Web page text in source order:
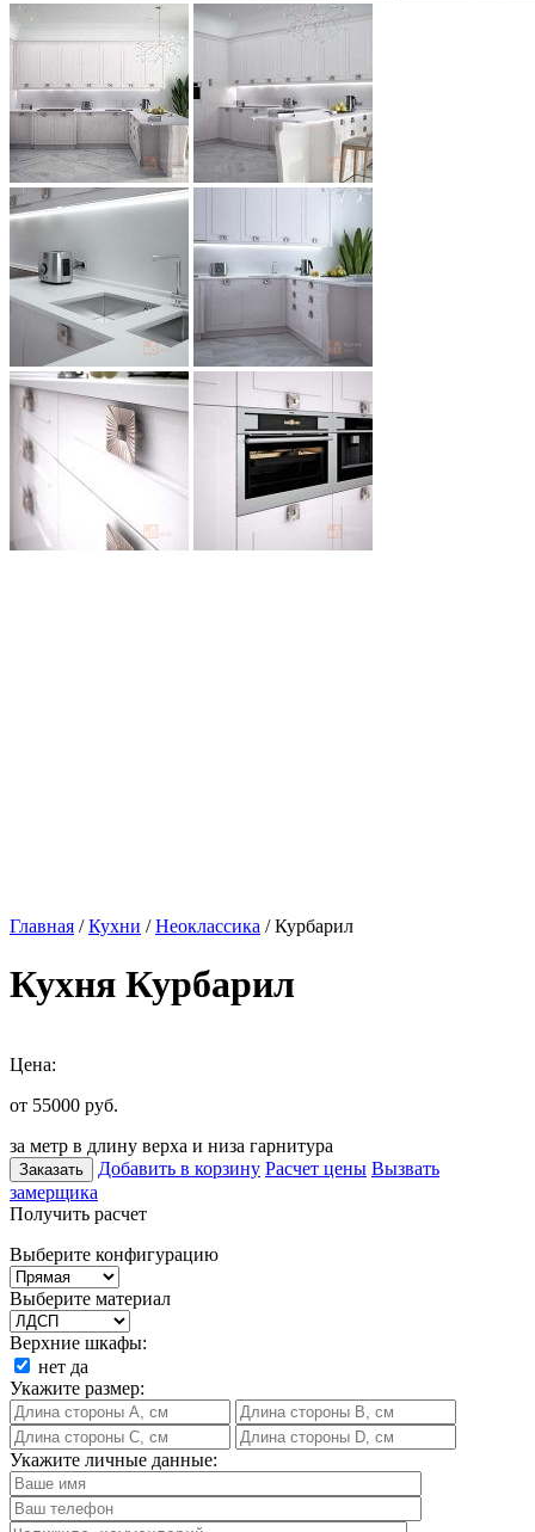
Главная /Кухни /Неоклассика / Курбарил
Кухня Курбарил
Цена:
от 55000 руб.
за метр в длину верха и низа гарнитура
Заказать Добавить в корзину Расчет цены Вызвать
замерщика
Получить расчет
Выберите конфигурацию
Выберите материал
Верхние шкафы:
нет да
Укажите размер:
Укажите личные данные: